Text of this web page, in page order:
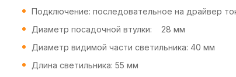
Подключение: последовательное на драйвер
Диаметр посадочной втулки: 28 мм
Диаметр видимой части светильника: 40 мм
Длина светильника: 55 мм